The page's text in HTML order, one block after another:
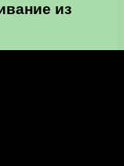
из